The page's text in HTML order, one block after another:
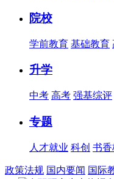
院校
学前教育 基础教育
升学
中考 高考 强基综评
专题
人才就业 科创 书香
政策法规 国内要闻 国际